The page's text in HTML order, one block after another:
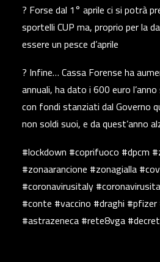
? Forse dal 1° aprile ci si potrà
sportelli CUP ma, proprio per la
essere un pesce d’aprile
? Infine… Cassa Forense ha
annuali, ha dato i 600 euro
con fondi stanziati dal Governo
non soldi suoi, e da quest’anno
#lockdown #coprifuoco #dpcm
#zonaarancione #zonagialla
#coronavirusitaly
#conte #vaccino #draghi
#astrazeneca #rete8vga